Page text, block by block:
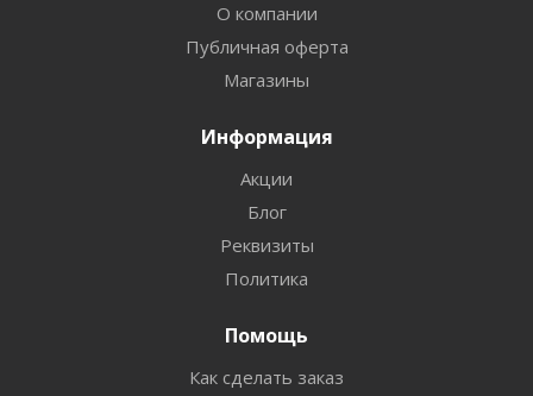
О компании
Публичная оферта
Магазины
Информация
Акции
Блог
Реквизиты
Политика
Помощь
Как сделать заказ